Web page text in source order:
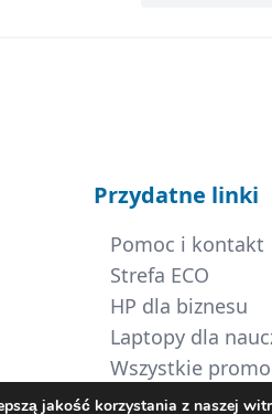
Przydatne linki
Pomoc i kontakt
Strefa ECO
HP dla biznesu
Laptopy dla
Wszystkie
jakość korzystania z naszej